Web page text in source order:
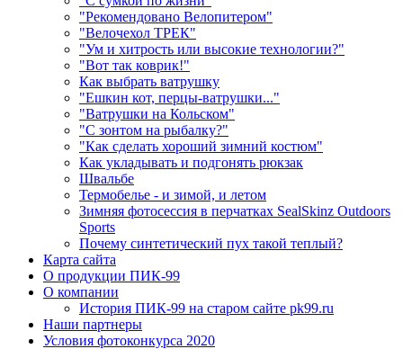
"Рекомендовано Велопитером"
"Велочехол ТРЕК"
"Ум и хитрость или высокие технологии?"
"Вот так коврик!"
Как выбрать ватрушку
"Ешкин кот, перцы-ватрушки..."
"Ватрушки на Кольском"
"С зонтом на рыбалку?"
"Как сделать хороший зимний костюм"
Как укладывать и подгонять рюкзак
Швальбе
Термобелье - и зимой, и летом
Зимняя фотосессия в перчатках SealSkinz Outdoors
Sports
Почему синтетический пух такой теплый?
Карта сайта
О продукции ПИК-99
О компании
История ПИК-99 на старом сайте pk99.ru
Наши партнеры
Условия фотоконкурса 2020